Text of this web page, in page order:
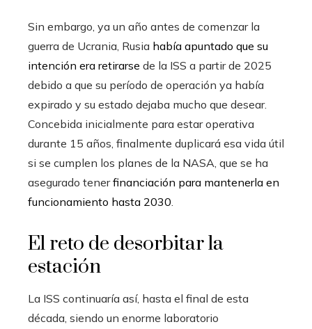
Sin embargo, ya un año antes de comenzar la
guerra de Ucrania, Rusia había apuntado que su
intención era retirarse de la ISS a partir de 2025
debido a que su período de operación ya había
expirado y su estado dejaba mucho que desear.
Concebida inicialmente para estar operativa
durante 15 años, finalmente duplicará esa vida útil
si se cumplen los planes de la NASA, que se ha
asegurado tenerfinanciación para mantenerla en
funcionamiento hasta 2030
El reto de desorbitar la
estación
La ISS continuaría así, hasta el final de esta
década, siendo un enorme laboratorio